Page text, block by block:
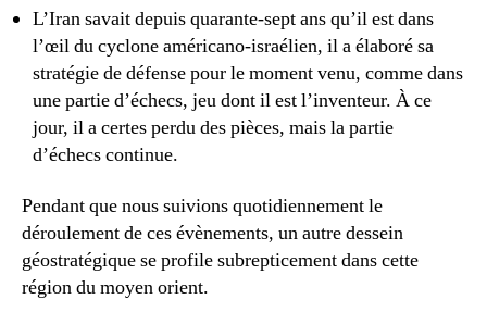
L’Iran savait depuis quarante-sept ans qu’il est dans
l’œil du cyclone américano-israélien, il a élaboré sa
stratégie de défense pour le moment venu, comme dans
une partie d’échecs, jeu dont il est l’inventeur. À ce
jour, il a certes perdu des pièces, mais la partie
d’échecs continue.
Pendant que nous suivions quotidiennement le
déroulement de ces évènements, un autre dessein
géostratégique se profile subrepticement dans cette
région du moyen orient.